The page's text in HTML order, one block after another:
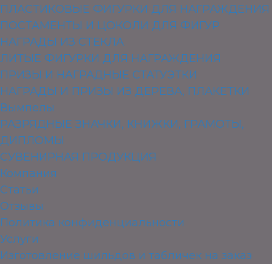
ПЛАСТИКОВЫЕ ФИГУРКИ ДЛЯ НАГРАЖДЕНИЯ
ПОСТАМЕНТЫ И ЦОКОЛИ ДЛЯ ФИГУР
НАГРАДЫ ИЗ СТЕКЛА
ЛИТЫЕ ФИГУРКИ ДЛЯ НАГРАЖДЕНИЯ
ПРИЗЫ И НАГРАДНЫЕ СТАТУЭТКИ
НАГРАДЫ И ПРИЗЫ ИЗ ДЕРЕВА, ПЛАКЕТКИ
Вымпелы
РАЗРЯДНЫЕ ЗНАЧКИ, КНИЖКИ, ГРАМОТЫ,
ДИПЛОМЫ
СУВЕНИРНАЯ ПРОДУКЦИЯ
Компания
Статьи
Отзывы
Политика конфиденциальности
Услуги
Изготовление шильдов и табличек на заказ